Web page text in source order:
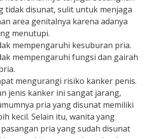
tidak disunat, sulit untuk menjaga
area genitalnya karena adanya
menutupi.
mempengaruhi kesuburan pria.
mempengaruhi fungsi dan gairah
mengurangi risiko kanker penis.
jenis kanker ini sangat jarang,
pria yang disunat memiliki
kecil. Selain itu, wanita yang
pria yang sudah disunat